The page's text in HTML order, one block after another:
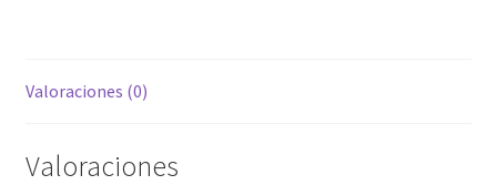
Gracias por tu pedido
Mi cuenta
Valoraciones (0)
Valoraciones